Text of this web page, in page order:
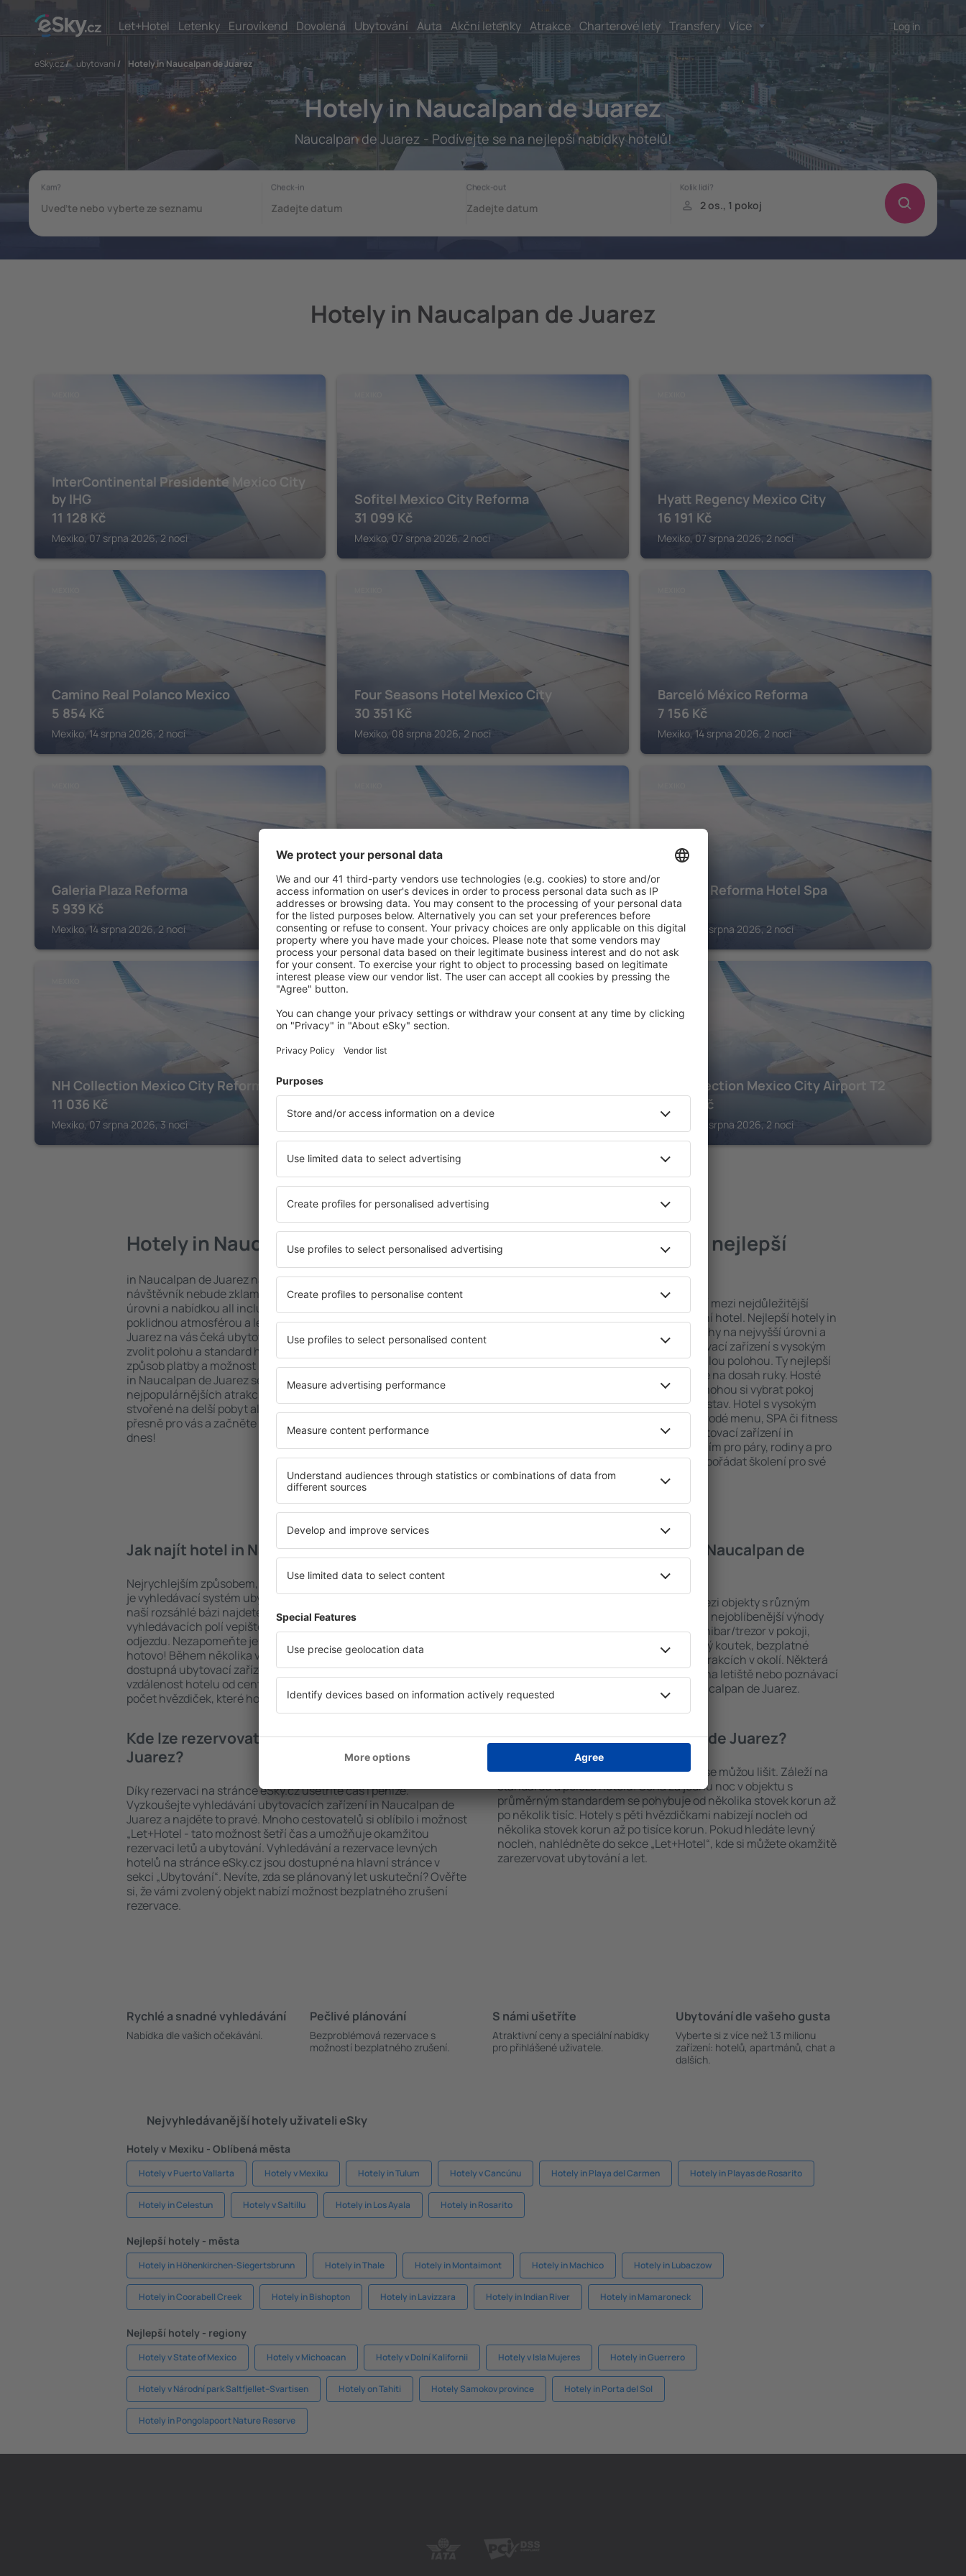
Let+Hotel Letenky Eurovíkend Dovolená Ubytování Auta Akční letenky Atrakce Charterové lety Transfery Více Log in
eSky.cz/ ubytovani / Hotely in Naucalpan de Juarez
Hotely in Naucalpan de Juarez
Naucalpan de Juarez - Podívejte se na nejlepší nabídky hotelů!
Hotely in Naucalpan de Juarez
InterContinental Presidente Mexico City
by IHG
11 128 Kč
Mexiko, 07 srpna 2026, 2 noci
Sofitel Mexico City Reforma
31 099 Kč
Mexiko, 07 srpna 2026, 2 noci
Hyatt Regency Mexico City
16 191 Kč
Mexiko, 07 srpna 2026, 2 noci
Camino Real Polanco Mexico
5 854 Kč
Mexiko, 14 srpna 2026, 2 noci
Four Seasons Hotel Mexico City
30 351 Kč
Mexiko, 08 srpna 2026, 2 noci
Barceló México Reforma
7 156 Kč
Mexiko, 14 srpna 2026, 2 noci
Galeria Plaza Reforma
5 939 Kč
Mexiko, 14 srpna 2026, 2 noci
Sheraton Maria Isabel Mexico City
Reforma
7 234Kč
Mexiko, 14 srpna 2026, 2 noci
Marquis Reforma Hotel Spa
9 031
Mexiko, 07 srpna 2026, 2 noci
NH Collection Mexico City Reforma
11 036 Kč
Mexiko, 07 srpna 2026, 3 noci
MEXIKO MEXIKO
NH Collection Mexico City Airport T2
Kč
Mexiko, 07 srpna 2026, 2 noci
Zobrazit více hotelů in Naucalpan de Juarez
Hotely in Naucalpan de Juarez
in Naucalpan de Juarez najdete celou řadu hotelů. Žádný
návštěvník nebude zklamán. Upřednostňujete hotel na vysoké
úrovni a nabídkou all inclusive nebo hledáte spíše místa s
poklidnou atmosférou a levným ubytováním? in Naucalpan de
Juarez na vás čeká ubytování přesně podle vašich představ! Stačí
zvolit polohu a standard hotelu. Nezapomeňte zkontrolovat
způsob platby a možnost bezplatného zrušení rezervace. Hotely
in Naucalpan de Juarez se nacházejí jak v blízkosti
nejpopulárnějších atrakcí, tak i v poklidnějších čtvrtích. Jsou jako
stvořené na delší pobyt ale i krátký výlet o víkendu. Vyberte hotel
přesně pro vás a začněte se balit na výlet nebo služební cestu už
dnes!
Naucalpan de Juarez – nejlepší
hotely
Komplexní služby a výhodná poloha patří mezi nejdůležitější
kritéria, která musí splnit každý exklusivní hotel. Nejlepší hotely in
Naucalpan de Juarez jsou zárukou obsluhy na nejvyšší úrovni a
celé řady dalších výhod pro hosty. Ubytovací zařízení s vysokým
standardem se mohou pochlubit dokonalou polohou. Ty nejlepší
atrakce in Naucalpan de Juarez tak máte na dosah ruky. Hosté
mají k dispozici i bezplatné parkování a mohou si vybrat pokoj
nebo apartmán přesně podle svých představ. Hotel s vysokým
standardem znamená mimo jiné i různorodé menu, SPA či fitness
areál nebo atrakce pro děti. Nejlepší ubytovací zařízení in
Naucalpan de Juarez jsou skvělým řešením pro páry, rodiny a pro
hosty, kteří cestují služebně nebo chtějí pořádat školení pro své
zaměstnance.
Jak najít hotel in Naucalpan de Juarez?
Nejrychlejším způsobem, jak najít hotel in Naucalpan de Juarez,
je vyhledávací systém ubytovacích zařízení na stránce eSky. Díky
naší rozsáhlé bázi najdete přesně to, co hledáte. Do
vyhledávacích polí vepište cíl cesty a vyberte data příjezdu a
odjezdu. Nezapomeňte ještě uvést počet hostů a pokojů. A máte
hotovo! Během několika vteřin se před vámi objeví všechna
dostupná ubytovací zařízení. Snadno si pak můžete ověřit
vzdálenost hotelu od centra, způsob platby za ubytování nebo
počet hvězdiček, které hotel obdržel od předchozích návštěvníků.
Jaké zařízení nabízí hotely in Naucalpan de
Hotely in Naucalpan de Juarez se řadí mezi objekty s různým
standardem a vybavením pro hosty. Mezi nejoblíbenější výhody
patří např. bezplatné wi-fi, SPA areál, minibar/trezor v pokoji,
konferenční centrum, restaurace, dětský koutek, bezplatné
parkování a také informační brožury o atrakcích v okolí. Některá
ubytovací zařízení nabízejí i transport z/na letiště nebo poznávací
výlety po historických památkách in Naucalpan de Juarez.
Kde lze rezervovat hotel in Naucalpan de
Juarez?
Díky rezervaci na stránce eSky.cz ušetříte čas i peníze.
Vyzkoušejte vyhledávání ubytovacích zařízení in Naucalpan de
Juarez a najděte to pravé. Mnoho cestovatelů si oblíbilo i možnost
„Let+Hotel - tato možnost šetří čas a umožňuje okamžitou
rezervaci letů a ubytování. Vyhledávání a rezervace levných
hotelů na stránce eSky.cz jsou dostupné na hlavní stránce v
sekci „Ubytování“. Nevíte, zda se plánovaný let uskuteční? Ověřte
si, že vámi zvolený objekt nabízí možnost bezplatného zrušení
rezervace.
Kolik stojí hotel in Naucalpan de Juarez?
Ceny za nocleh in Naucalpan de Juarez se můžou lišit. Záleží na
standardu a poloze hotelu. Cena za jednu noc v objektu s
průměrným standardem se pohybuje od několika stovek korun až
po několik tisíc. Hotely s pěti hvězdičkami nabízejí nocleh od
několika stovek korun až po tisíce korun. Pokud hledáte levný
nocleh, nahlédněte do sekce „Let+Hotel“, kde si můžete okamžitě
zarezervovat ubytování a let.
Rychlé a snadné vyhledávání
Nabídka dle vašich očekávání.
Pečlivé plánování
Bezproblémová rezervace s
možností bezplatného zrušení.
S námi ušetříte
Atraktivní ceny a speciální nabídky
pro přihlášené uživatele.
Ubytování dle vašeho gusta
Vyberte si z více než 1.3 milionu
zařízení: hotelů, apartmánů, chat a
dalších.
Nejvyhledávanější hotely uživateli eSky
Hotely v Mexiku - Oblíbená města
Hotely v Puerto Vallarta Hotely v Mexiku Hotely in Tulum Hotely v Cancúnu Hotely in Playa del Carmen Hotely in Playas de Rosarito
Hotely in Celestun Hotely v Saltillu Hotely in Los Ayala Hotely in Rosarito
Nejlepší hotely - města
Hotely in Höhenkirchen-Siegertsbrunn Hotely in Thale Hotely in Montaimont Hotely in Machico Hotely in Lubaczow
Hotely in Coorabell Creek Hotely in Bishopton Hotely in Lavizzara Hotely in Indian River Hotely in Mamaroneck
Nejlepší hotely - regiony
Hotely v State of Mexico Hotely v Michoacan Hotely v Dolní Kalifornii Hotely v Isla Mujeres Hotely in Guerrero
Hotely v Národní park Saltfjellet–Svartisen Hotely on Tahiti Hotely Samokov province Hotely in Porta del Sol
Hotely in Pongolapoort Nature Reserve